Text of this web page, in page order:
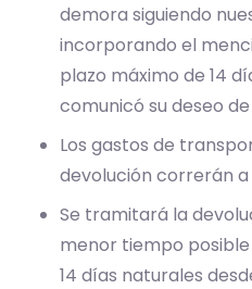
demora siguiendo
incorporando el
plazo máximo de 14
comunicó su deseo
Los gastos de
devolución correrán a
Se tramitará la
menor tiempo
14 días naturales